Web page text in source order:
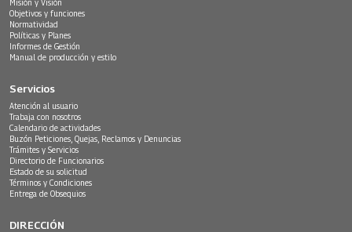
Misión y Visión
Objetivos y funciones
Normatividad
Políticas y Planes
Informes de Gestión
Manual de producción y estilo
Servicios
Atención al usuario
Trabaja con nosotros
Calendario de actividades
Buzón Peticiones, Quejas, Reclamos y Denuncias
Trámites y Servicios
Directorio de Funcionarios
Estado de su solicitud
Términos y Condiciones
Entrega de Obsequios
DIRECCIÓN